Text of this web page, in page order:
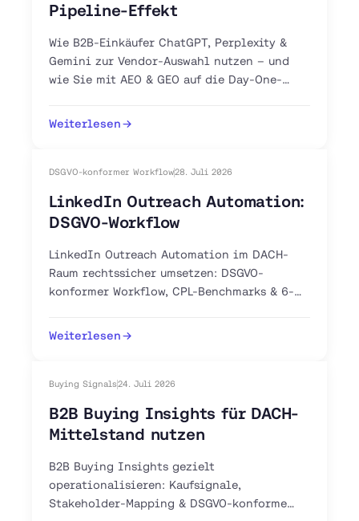
Pipeline-Effekt
Wie B2B-Einkäufer ChatGPT, Perplexity &
Gemini zur Vendor-Auswahl nutzen – und
wie Sie mit AEO & GEO auf die Day-One-
Weiterlesen
DSGVO-konformer Workflow28. Juli 2026
LinkedIn Outreach Automation:
DSGVO-Workflow
LinkedIn Outreach Automation im DACH-
Raum rechtssicher umsetzen: DSGVO-
konformer Workflow, CPL-Benchmarks & 6-
aufsetzen.
Weiterlesen
Buying Signals24. Juli 2026
B2B Buying Insights für DACH-
Mittelstand nutzen
B2B Buying Insights gezielt
operationalisieren: Kaufsignale,
Stakeholder-Mapping & DSGVO-konforme